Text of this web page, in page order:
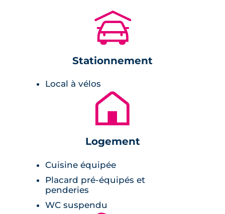
proximité de nombreux établissements
d’enseignement supérieur, tandis que les
familles profiteront de la diversité des
commerces, marchés, boulangeries et
culture pourront se rendre aisément aux
différents cinémas (Pathé, Cosmograph...), à la
place Saint-Aubin ou encore flâner dans les
boutiques du centre-ville.
Localisation de la résidence
La résidence bénéficie d’une adresse
privilégiée, entre les Ramblas toulousaines et
la place Saint-Aubin, à quelques minutes des
🚗
Stationnement
Local à vélos
🏚
Logement
Cuisine équipée
Placard pré-équipés et
penderies
WC suspendu